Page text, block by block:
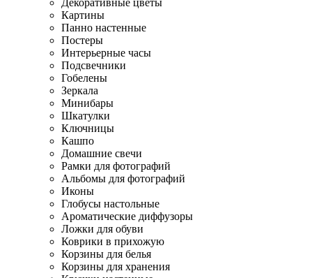
Декоративные цветы
Картины
Панно настенные
Постеры
Интерьерные часы
Подсвечники
Гобелены
Зеркала
Минибары
Шкатулки
Ключницы
Кашпо
Домашние свечи
Рамки для фотографий
Альбомы для фотографий
Иконы
Глобусы настольные
Ароматические диффузоры
Ложки для обуви
Коврики в прихожую
Корзины для белья
Корзины для хранения